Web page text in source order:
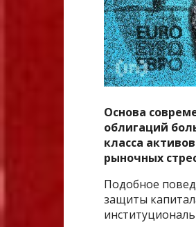
Основа
облигаций
класса
рыночных
Подобное
защиты